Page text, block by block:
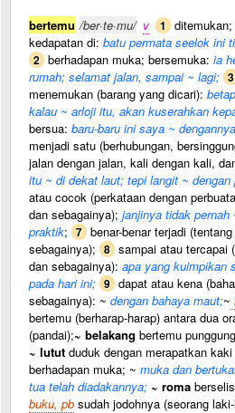
bertemu /ber·te·mu/ v 1
kedapatan di: batu permata seelok ini
2 berhadapan muka; bersemuka: ia
rumah; selamat jalan, sampai ~ lagi; 3
menemukan (barang yang dicari):
kalau ~ arloji itu, akan kuserahkan
bersua: baru-baru ini saya ~
menjadi satu (berhubungan,
jalan dengan jalan, kali dengan kali,
itu ~ di dekat laut; tepi langit ~ dengan
atau cocok (perkataan dengan
dan sebagainya); janjinya tidak
praktik; 7 benar-benar terjadi
sebagainya); 8 sampai atau tercapai
dan sebagainya): apa yang kuimpikan
pada hari ini; 9 dapat atau kena
sebagainya): ~ dengan bahaya maut;~
bertemu (berharap-harap) antara dua
(pandai);~ belakang bertemu
~ lutut duduk dengan merapatkan
berhadapan muka; ~ muka dan
tua telah diadakannya; ~ roma
buku, pb sudah jodohnya (seorang